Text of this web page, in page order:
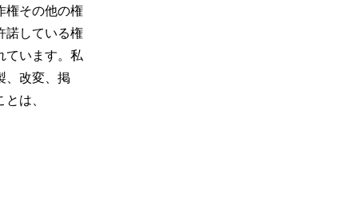
権その他の権
諾している権
ています。私
、改変、掲
は、